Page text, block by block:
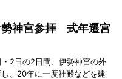
勢神宮参拝 式年遷宮
2日の2日間、伊勢神宮の外
、20年に一度社殿などを建